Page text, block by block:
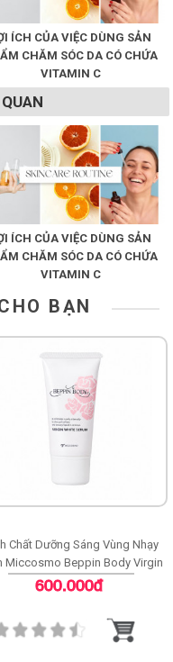
ÍCH CỦA VIỆC DÙNG SẢN
CHĂM SÓC DA CÓ CHỨA
VITAMIN C
ÍCH CỦA VIỆC DÙNG SẢN
CHĂM SÓC DA CÓ CHỨA
VITAMIN C
BẠN
Chất Dưỡng Sáng Vùng Nhạy
Miccosmo Beppin Body Virgin
White Serum
600.000đ